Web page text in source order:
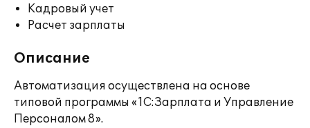
Кадровый учет
Расчет зарплаты
Описание
Автоматизация осуществлена на основе
типовой программы «1С:Зарплата и Управление
Персоналом 8».